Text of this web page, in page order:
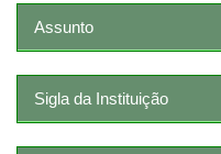
Assunto
Sigla da Instituição